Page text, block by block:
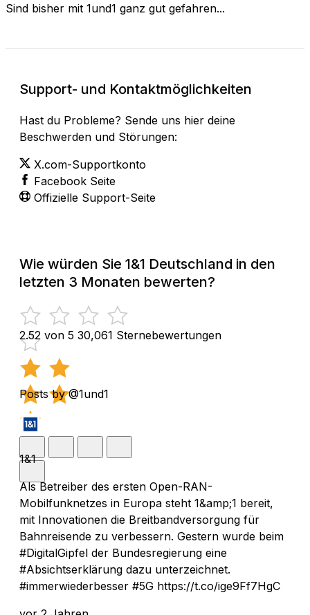
Sind bisher mit 1und1 ganz gut gefahren...
Support- und Kontaktmöglichkeiten
Hast du Probleme? Sende uns hier deine
Beschwerden und Störungen:
X.com-Supportkonto
Facebook Seite
Offizielle Support-Seite
Wie würden Sie 1&1 Deutschland in den
letzten 3 Monaten bewerten?
2.52 von 5 30,061 Sternebewertungen
Posts by @1und1
1&1
Als Betreiber des ersten Open-RAN-
Mobilfunknetzes in Europa steht 1&amp;1 bereit,
mit Innovationen die Breitbandversorgung für
Bahnreisende zu verbessern. Gestern wurde beim
#DigitalGipfel der Bundesregierung eine
#Absichtserklärung dazu unterzeichnet.
#immerwiederbesser #5G https://t.co/ige9Ff7HgC